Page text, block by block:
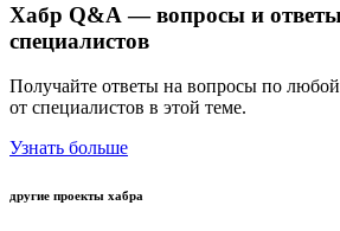
Хабр Q&A — вопросы и
специалистов
Получайте ответы на вопросы по
от специалистов в этой теме.
Узнать больше
другие проекты хабра